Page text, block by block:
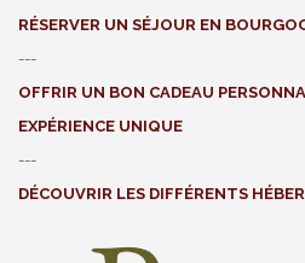
RÉSERVER UN SÉJOUR EN
---
OFFRIR UN BON CADEAU
EXPÉRIENCE UNIQUE
---
DÉCOUVRIR LES DIFFÉRENTS